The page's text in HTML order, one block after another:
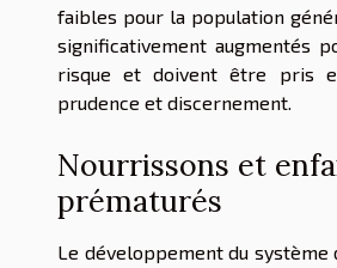
faibles pour la population
significativement augmentés
risque et doivent être pris
prudence et discernement.
Nourrissons et
prématurés
Le développement du système